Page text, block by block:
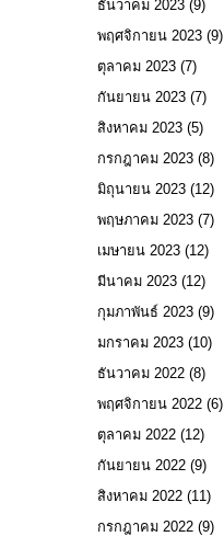
ธันวาคม 2023 (9)
พฤศจิกายน 2023 (9)
ตุลาคม 2023 (7)
กันยายน 2023 (7)
สิงหาคม 2023 (5)
กรกฎาคม 2023 (8)
มิถุนายน 2023 (12)
พฤษภาคม 2023 (7)
เมษายน 2023 (12)
มีนาคม 2023 (12)
กุมภาพันธ์ 2023 (9)
มกราคม 2023 (10)
ธันวาคม 2022 (8)
พฤศจิกายน 2022 (6)
ตุลาคม 2022 (12)
กันยายน 2022 (9)
สิงหาคม 2022 (11)
กรกฎาคม 2022 (9)